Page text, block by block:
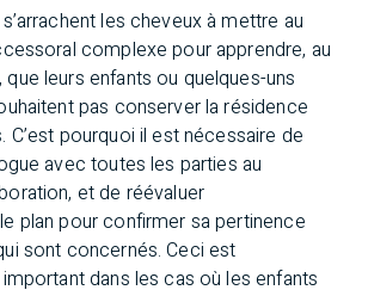
les cheveux à mettre au
complexe pour apprendre, au
leurs enfants ou quelques-uns
pas conserver la résidence
C’est pourquoi il est nécessaire de
avec toutes les parties au
et de réévaluer
plan pour confirmer sa pertinence
sont concernés. Ceci est
dans les cas où les enfants